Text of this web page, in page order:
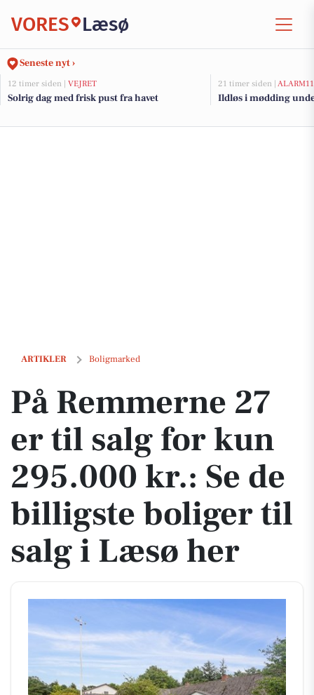
VORES Læsø
Seneste nyt ›
12 timer siden | VEJRET
Solrig dag med frisk pust fra havet
21 timer siden |
Ildløs i mødding
ARTIKLER Boligmarked
På Remmerne 27 er til salg for kun 295.000 kr.: Se de billigste
På Remmerne 27
er til salg for kun
295.000 kr.: Se de
billigste boliger til
salg i Læsø her